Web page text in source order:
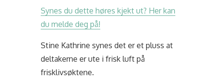
Synes du dette høres kjekt ut? Her kan
du melde deg på!
Stine Kathrine synes det er et pluss at
deltakerne er ute i frisk luft på
frisklivsøktene.